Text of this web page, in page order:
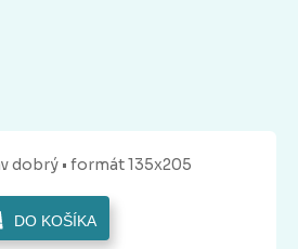
dobrý • formát 135x205
DO KOŠÍKA